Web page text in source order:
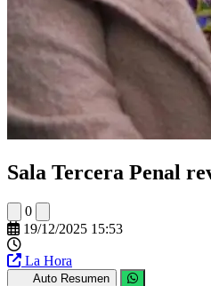
Sala Tercera Penal
0
19/12/2025 15:53
La Hora
Auto Resumen